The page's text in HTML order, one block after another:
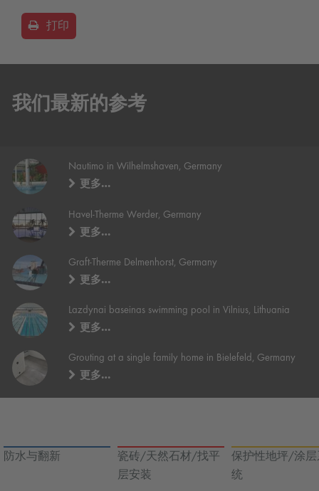
打印
我们最新的参考
Nautimo in Wilhelmshaven, Germany
更多…
Havel-Therme Werder, Germany
更多…
Graft-Therme Delmenhorst, Germany
更多…
Lazdynai baseinas swimming pool in Vilnius, Lithuania
更多…
Grouting at a single family home in Bielefeld, Germany
更多…
防水与翻新
瓷砖/天然石材/找平
层安装
保护性地坪/涂层
统